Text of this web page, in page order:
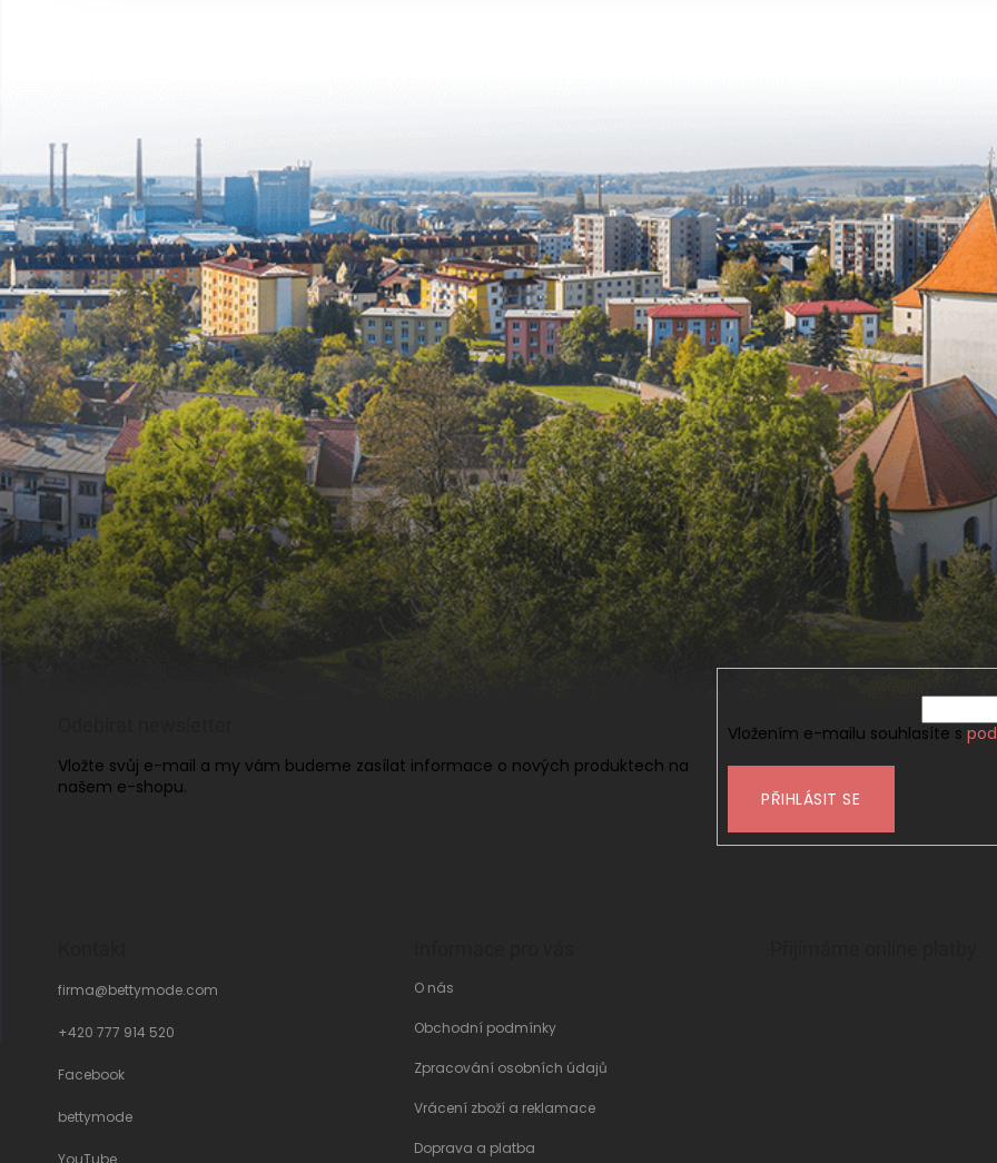
Vložte svůj e-mail a my vám budeme zasílat informace o nových produktech na
našem e-shopu.
Vložením e-mailu souhlasíte s
PŘIHLÁSIT SE
firma@bettymode.com
+420 777 914 520
Facebook
bettymode
YouTube
O nás
Obchodní podmínky
Zpracování osobních údajů
Vrácení zboží a reklamace
Doprava a platba